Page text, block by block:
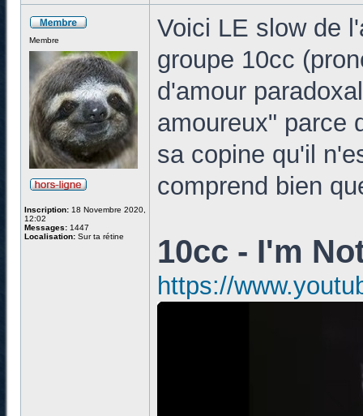
Membre
Inscription: 18 Novembre 2020,
12:02
Messages: 1447
Localisation: Sur ta rétine
Voici LE slow de
groupe 10cc
d'amour
amoureux" parce
sa copine qu'il
comprend bien
10cc - I'm
https://